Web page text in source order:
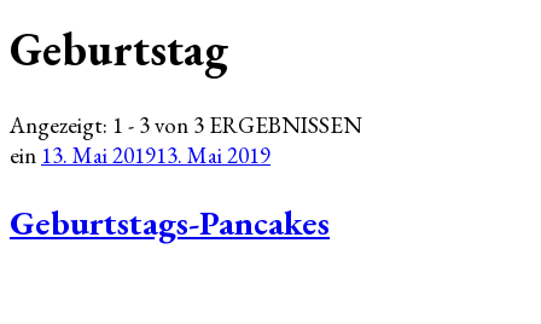
Geburtstag
Angezeigt: 1 - 3 von 3 ERGEBNISSEN
ein 13. Mai 201913. Mai 2019
Geburtstags-Pancakes